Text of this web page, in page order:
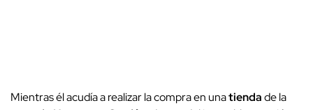
Mientras él acudía a realizar la compra en unatiendade la